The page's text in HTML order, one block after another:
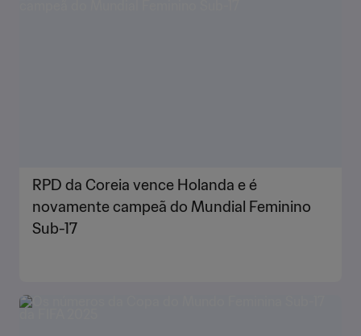
RPD da Coreia vence Holanda e é
novamente campeã do Mundial Feminino
Sub-17